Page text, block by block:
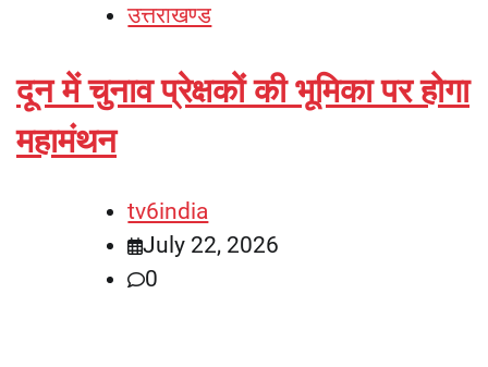
उत्तराखण्ड
दून में चुनाव प्रेक्षकों की भूमिका पर होगा
महामंथन
tv6india
July 22, 2026
0